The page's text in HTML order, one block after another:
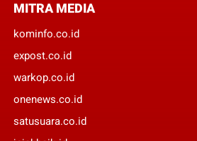
MITRA MEDIA
kominfo.co.id
expost.co.id
warkop.co.id
onenews.co.id
satusuara.co.id